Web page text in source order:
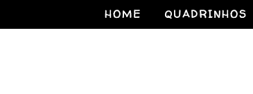
HOME QUADRINHOS